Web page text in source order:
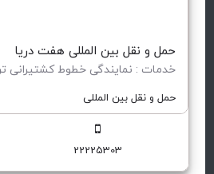
حمل و نقل بین المللی هفت دریا
حمل و نقل بین المللی
22225303